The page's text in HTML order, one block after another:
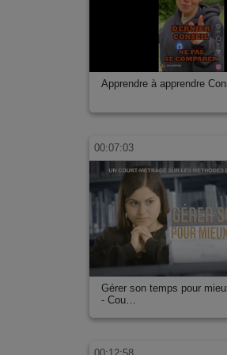
Apprendre à apprendre
00:07:03
Gérer son temps pour
- Cou…